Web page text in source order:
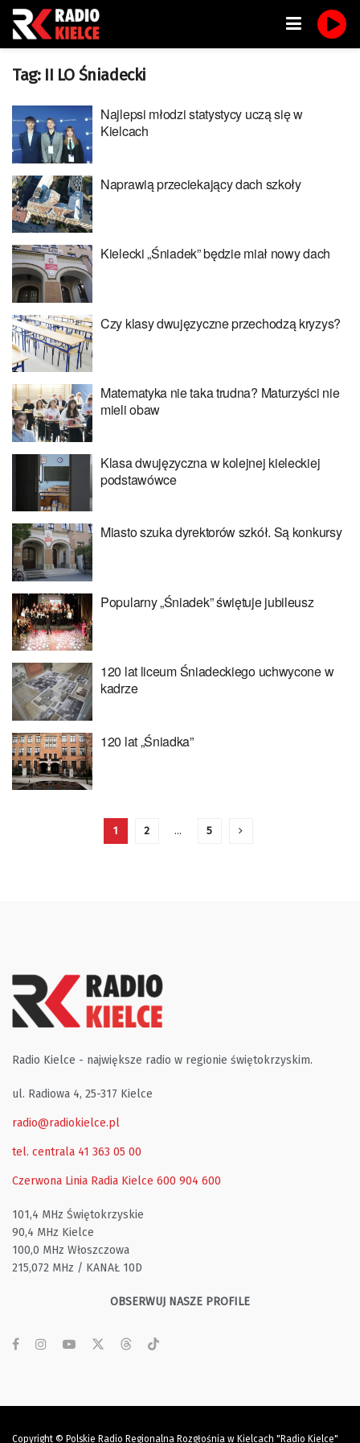
Tag: II LO Śniadecki
Najlepsi młodzi statystycy uczą się w
Kielcach
Naprawią przeciekający dach szkoły
Kielecki „Śniadek” będzie miał nowy dach
Czy klasy dwujęzyczne przechodzą kryzys?
Matematyka nie taka trudna? Maturzyści nie
mieli obaw
Klasa dwujęzyczna w kolejnej kieleckiej
podstawówce
Miasto szuka dyrektorów szkół. Są konkursy
Popularny „Śniadek” świętuje jubileusz
120 lat liceum Śniadeckiego uchwycone w
kadrze
120 lat „Śniadka”
1 2 … 5
Radio Kielce - największe radio w regionie świętokrzyskim.
ul. Radiowa 4, 25-317 Kielce
radio@radiokielce.pl
tel. centrala 41 363 05 00
Czerwona Linia Radia Kielce 600 904 600
101,4 MHz Świętokrzyskie
90,4 MHz Kielce
100,0 MHz Włoszczowa
215,072 MHz / KANAŁ 10D
OBSERWUJ NASZE PROFILE
Copyright © Polskie Radio Regionalna Rozgłośnia w Kielcach "Radio Kielce"